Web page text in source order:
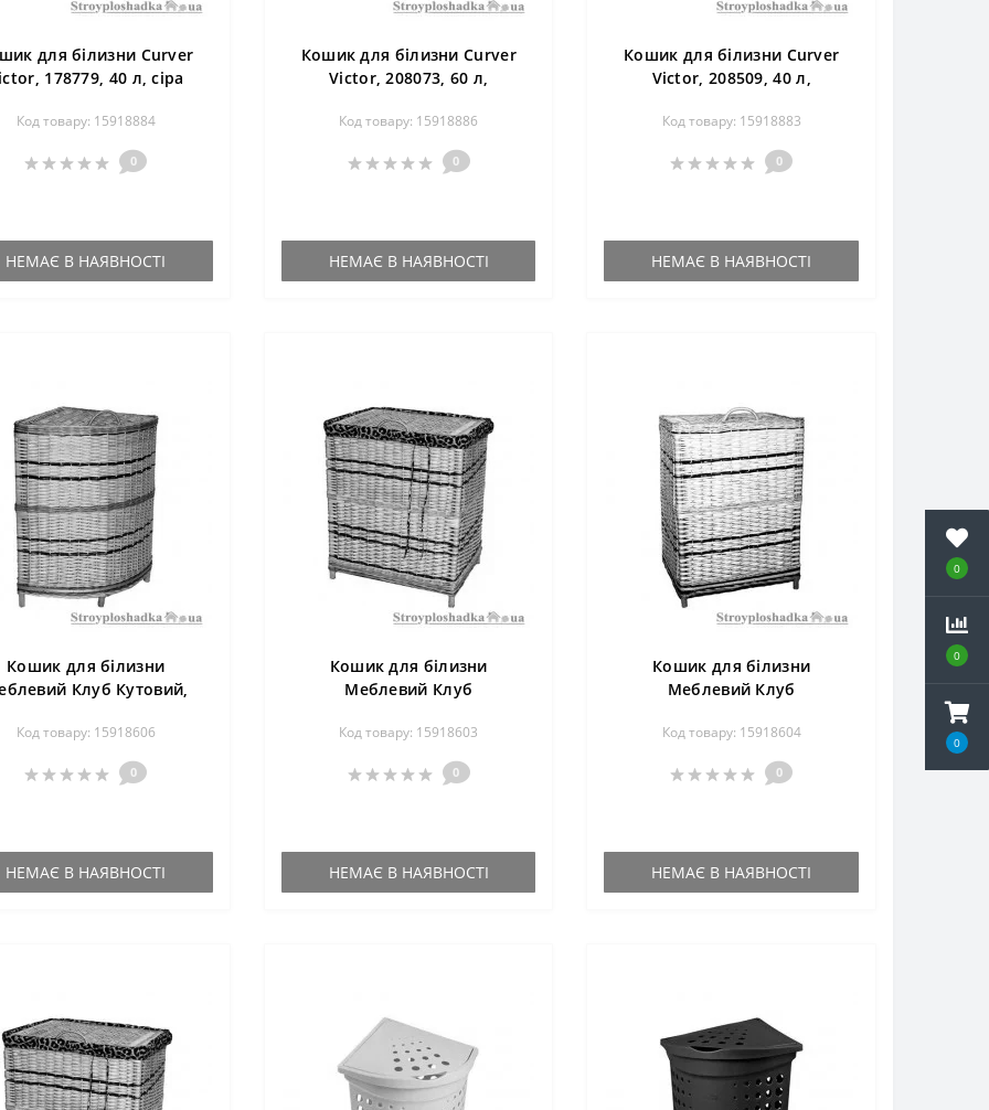
0
0
0
для білизни Curver
178779, 40 л, сіра
Код товару: 15918884
0
НЕМАЄ В НАЯВНОСТІ
Кошик для білизни Curver
Victor, 208073, 60 л,
Код товару: 15918886
0
НЕМАЄ В НАЯВНОСТІ
Кошик для білизни Curver
Victor, 208509, 40 л,
Код товару: 15918883
0
НЕМАЄ В НАЯВНОСТІ
Кошик для білизни
Клуб Кутовий,
Код товару: 15918606
0
НЕМАЄ В НАЯВНОСТІ
Кошик для білизни
Меблевий Клуб
57х47х68 см, лоза
Код товару: 15918603
0
НЕМАЄ В НАЯВНОСТІ
Кошик для білизни
Меблевий Клуб
50х40х68 см, лоза
Код товару: 15918604
0
НЕМАЄ В НАЯВНОСТІ